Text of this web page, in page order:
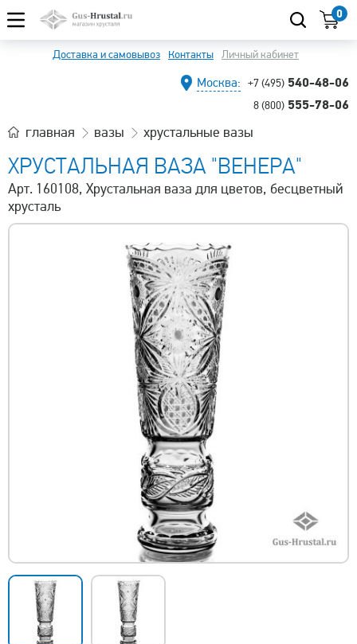
0
Доставка и самовывоз Контакты Личный кабинет
Москва: +7 (495) 540-48-06
8 (800) 555-78-06
главная вазы хрустальные вазы
ХРУСТАЛЬНАЯ ВАЗА "ВЕНЕРА"
Арт. 160108, Хрустальная ваза для цветов, бесцветный
хрусталь